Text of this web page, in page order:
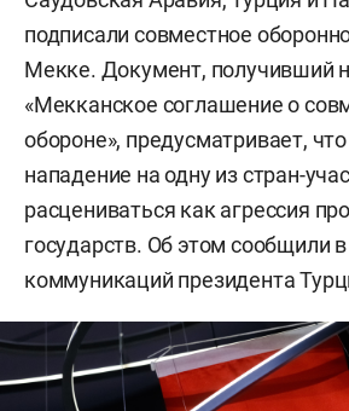
подписали совместное
Мекке. Документ, получивший
«Мекканское соглашение о
обороне», предусматривает,
нападение на одну из стран-
расцениваться как агрессия
государств. Об этом сообщили
коммуникаций президента